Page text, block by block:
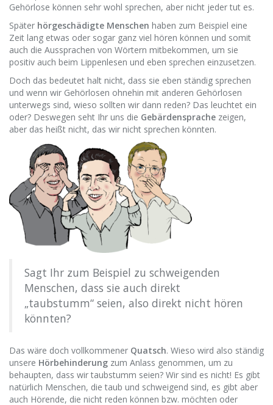
Gehörlose können sehr wohl sprechen, aber nicht jeder tut es.
Später hörgeschädigte Menschen haben zum Beispiel eine
Zeit lang etwas oder sogar ganz viel hören können und somit
auch die Aussprachen von Wörtern mitbekommen, um sie
positiv auch beim Lippenlesen und eben sprechen einzusetzen.
Doch das bedeutet halt nicht, dass sie eben ständig sprechen
und wenn wir Gehörlosen ohnehin mit anderen Gehörlosen
unterwegs sind, wieso sollten wir dann reden? Das leuchtet ein
oder? Deswegen seht Ihr uns die Gebärdensprache zeigen,
aber das heißt nicht, das wir nicht sprechen könnten.
Sagt Ihr zum Beispiel zu schweigenden
Menschen, dass sie auch direkt
„taubstumm“ seien, also direkt nicht hören
könnten?
Das wäre doch vollkommener Quatsch. Wieso wird also ständig
unsere Hörbehinderung zum Anlass genommen, um zu
behaupten, dass wir taubstumm seien? Wir sind es nicht! Es gibt
natürlich Menschen, die taub und schweigend sind, es gibt aber
auch Hörende, die nicht reden können bzw. möchten oder